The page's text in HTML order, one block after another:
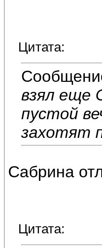
Цитата:
взял еще
пустой
захотят
Сабрина
Цитата: